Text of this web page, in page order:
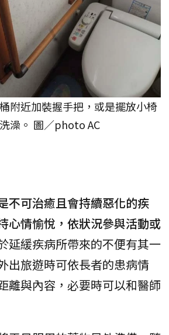
附近加裝握手把，或是擺放小椅
澡。 圖／photo AC
不可治癒且會持續惡化的疾
心情愉悅，依狀況參與活動或
延緩疾病所帶來的不便有其一
出旅遊時可依長者的患病情
離與內容，必要時可以和醫師